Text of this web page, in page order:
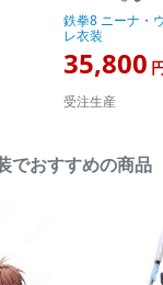
鉄拳8 ニーナ・
レ衣装
35,800
受注生産
でおすすめの商品